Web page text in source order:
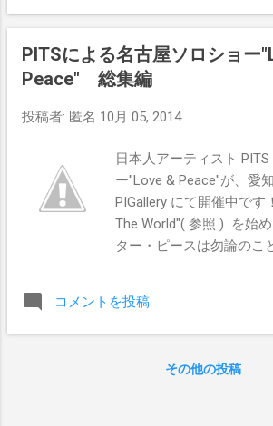
THE blank GALLERY に
分に堪能できる個展とな
非会場に足を運んでいた
東京都渋谷区神宮前3-
業時間： 平日 13：00－
休）、土日祝 12：00－
PITSによる名古屋ソロショー
Peace" 総集編
投稿者: 匿名 10月 05, 2014
日本人アーティスト
ー"Love & Peace"が、愛
PIGallery にて開催中です
The World"( 参照 ) を始
ター・ピースは勿論のこ
日本人アーティストによ
ド Discown のTシャツ、
います。 PITSの創造す
コメントを投稿
その他の投稿